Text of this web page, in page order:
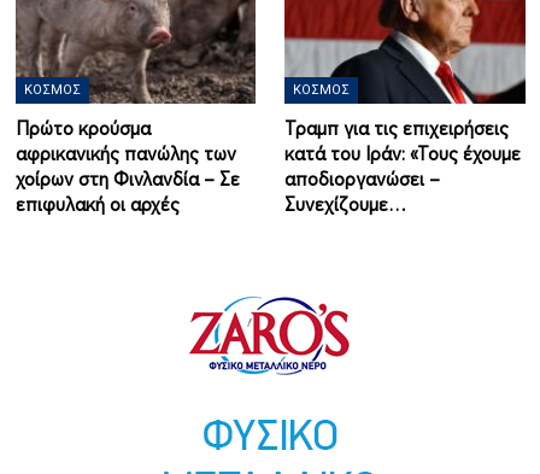
ΚΌΣΜΟΣ
Πρώτο κρούσμα
αφρικανικής πανώλης των
χοίρων στη Φινλανδία – Σε
επιφυλακή οι αρχές
ΚΌΣΜΟΣ
Τραμπ για τις επιχειρήσεις
κατά του Ιράν: «Τους έχουμε
αποδιοργανώσει –
Συνεχίζουμε…